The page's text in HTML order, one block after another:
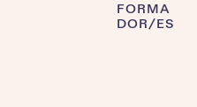
FORMA
DOR/ES